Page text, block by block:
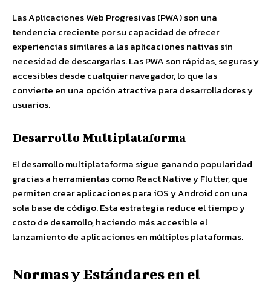
Las Aplicaciones Web Progresivas (PWA) son una
tendencia creciente por su capacidad de ofrecer
experiencias similares a las aplicaciones nativas sin
necesidad de descargarlas. Las PWA son rápidas, seguras y
accesibles desde cualquier navegador, lo que las
convierte en una opción atractiva para desarrolladores y
usuarios.
Desarrollo Multiplataforma
El desarrollo multiplataforma sigue ganando popularidad
gracias a herramientas como React Native y Flutter, que
permiten crear aplicaciones para iOS y Android con una
sola base de código. Esta estrategia reduce el tiempo y
costo de desarrollo, haciendo más accesible el
lanzamiento de aplicaciones en múltiples plataformas.
Normas y Estándares en el